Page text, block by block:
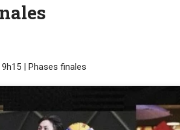
| Phases finales